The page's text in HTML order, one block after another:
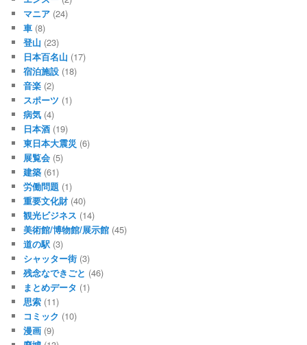
マニア (24)
車 (8)
登山 (23)
日本百名山 (17)
宿泊施設 (18)
音楽 (2)
スポーツ (1)
病気 (4)
日本酒 (19)
東日本大震災 (6)
展覧会 (5)
建築 (61)
労働問題 (1)
重要文化財(40)
観光ビジネス (14)
美術館/博物館/展示館 (45)
道の駅 (3)
シャッター街 (3)
残念なできごと (46)
まとめデータ (1)
思索 (11)
コミック (10)
漫画 (9)